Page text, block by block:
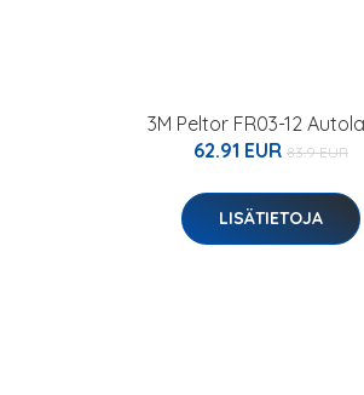
3M Peltor FR03-12
62.91 EUR 83.9 EUR
LISÄTIETOJA